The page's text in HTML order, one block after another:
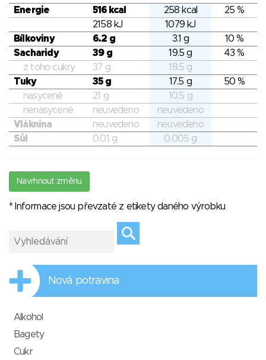
Energie 516 kcal 258 kcal
25 %
2158 kJ
1079 kJ
Bílkoviny
6.2 g 3.1 g
10 %
Sacharidy
39 g 19.5 g
43 %
z toho cukry
37 g
18.5 g
Tuky
35 g 17.5 g
50 %
nasycené
21 g
10.5 g
nenasycené
neuvedeno
neuvedeno
Vláknina
neuvedeno
neuvedeno
Sůl
0.01 g 0.005 g
Navrhnout změnu
* Informace jsou převzaté z etikety daného výrobku
Nová potravina
Alkohol
Bagety
Cukr